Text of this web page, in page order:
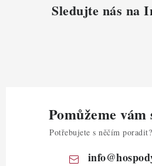
Sledujte nás na
Pomůžeme
Potřebujete s něčím
info@